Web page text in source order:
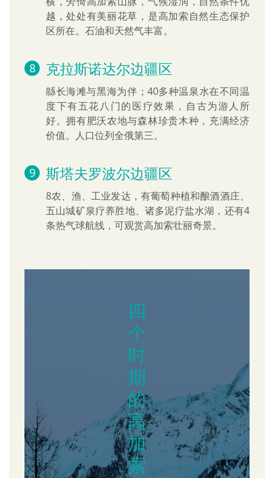
越，处处有美丽花草，是高加索自然生态保护
区所在。石油和天然气丰富。
克拉斯诺达尔边疆区
緜长海滩与黑海为伴；40多种温泉水在不同温
度下有五花八门的医疗效果，自古为游人所
好。拥有肥沃农地与森林珍贵木种，充满经济
价值。人口位列全俄第三。
斯塔夫罗波尔边疆区
8农、渔、工业发达，有葡萄种植和酿酒酒庄、
五山城矿泉疗养胜地、诸多泥疗盐水湖，还有4
条热气球航线，可观赏高加索壮丽奇景。
四
个
时
期
的
高
加
索